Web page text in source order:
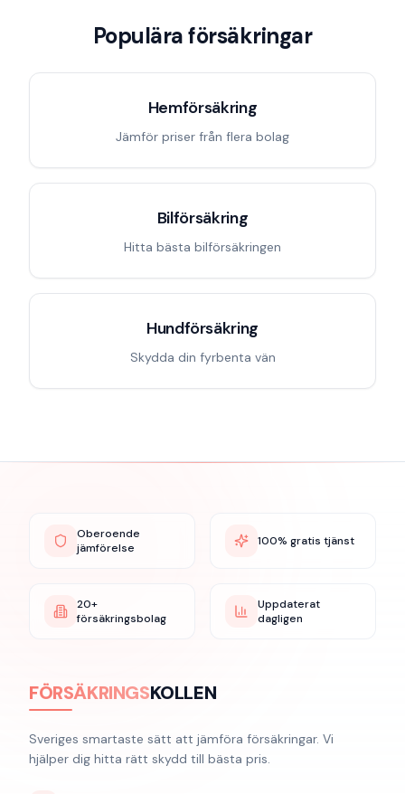
Populära försäkringar
Hemförsäkring
Jämför priser från flera bolag
Bilförsäkring
Hitta bästa bilförsäkringen
Hundförsäkring
Skydda din fyrbenta vän
Oberoende
jämförelse
100% gratis tjänst
20+
försäkringsbolag
Uppdaterat
dagligen
FÖRSÄKRINGSKOLLEN
Sveriges smartaste sätt att jämföra försäkringar. Vi
hjälper dig hitta rätt skydd till bästa pris.